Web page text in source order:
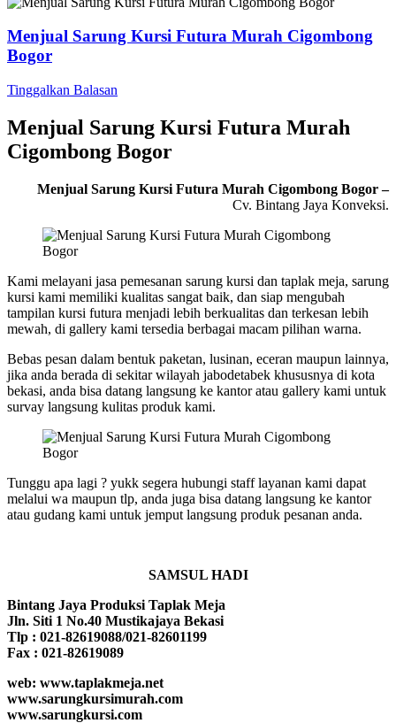
Menjual Sarung Kursi Futura Murah Cigombong
Bogor
Tinggalkan Balasan
Menjual Sarung Kursi Futura Murah
Cigombong Bogor
Menjual Sarung Kursi Futura Murah Cigombong Bogor –
Cv. Bintang Jaya Konveksi.
Kami melayani jasa pemesanan sarung kursi dan taplak meja, sarung
kursi kami memiliki kualitas sangat baik, dan siap mengubah
tampilan kursi futura menjadi lebih berkualitas dan terkesan lebih
mewah, di gallery kami tersedia berbagai macam pilihan warna.
Bebas pesan dalam bentuk paketan, lusinan, eceran maupun lainnya,
jika anda berada di sekitar wilayah jabodetabek khususnya di kota
bekasi, anda bisa datang langsung ke kantor atau gallery kami untuk
survay langsung kulitas produk kami.
Tunggu apa lagi ? yukk segera hubungi staff layanan kami dapat
melalui wa maupun tlp, anda juga bisa datang langsung ke kantor
atau gudang kami untuk jemput langsung produk pesanan anda.
SAMSUL HADI
Bintang Jaya Produksi Taplak Meja
Jln. Siti 1 No.40 Mustikajaya Bekasi
Tlp : 021-82619088/021-82601199
Fax : 021-82619089
web: www.taplakmeja.net
www.sarungkursimurah.com
www.sarungkursi.com